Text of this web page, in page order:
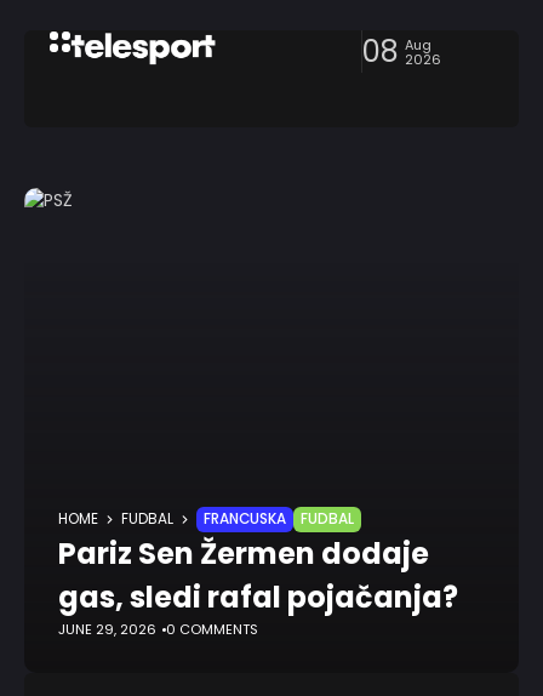
08 Aug
2026
HOME FUDBAL FRANCUSKA FUDBAL
Pariz Sen Žermen dodaje
gas, sledi rafal pojačanja?
JUNE 29, 2026 0 COMMENTS